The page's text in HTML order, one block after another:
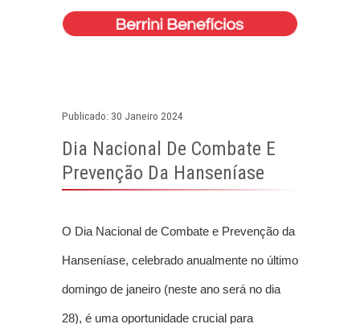
Publicado: 30 Janeiro 2024
Dia Nacional De Combate E
Prevenção Da Hanseníase
O Dia Nacional de Combate e Prevenção da
Hanseníase, celebrado anualmente no último
domingo de janeiro (neste ano será no dia
28), é uma oportunidade crucial para